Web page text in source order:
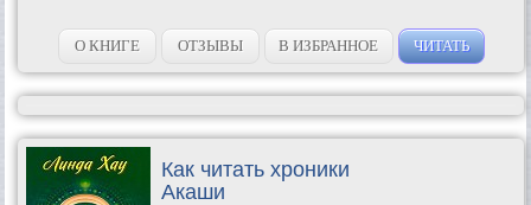
О КНИГЕ ОТЗЫВЫ В ИЗБРАННОЕ ЧИТАТЬ
Как читать хроники
Акаши